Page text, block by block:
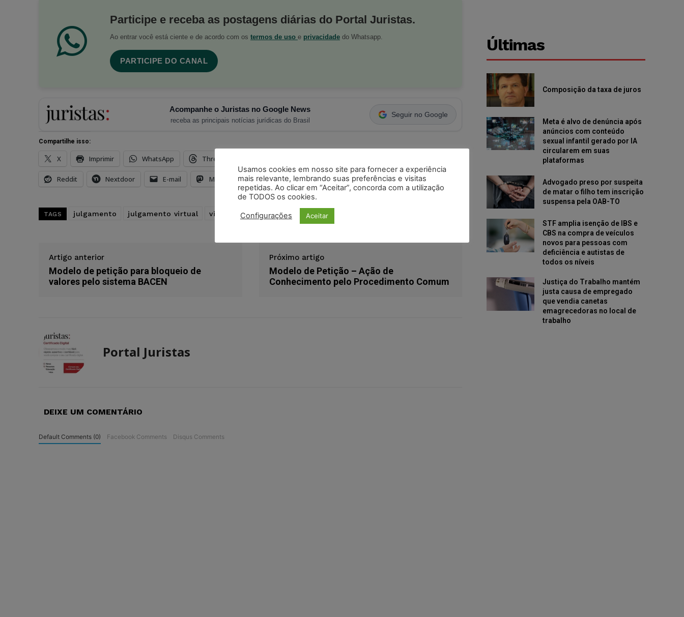
Participe e receba as postagens diárias do Portal Juristas.
Ao entrar você está ciente e de acordo com os termos de uso e privacidade do Whatsapp.
PARTICIPE DO CANAL
Acompanhe o Juristas no Google News
receba as principais notícias jurídicas do Brasil
Seguir no Google
Compartilhe isso:
X Imprimir WhatsApp Threads
Reddit Nextdoor E-mail Mastodon LinkedIn
TAGS julgamento julgamento virtual virtual
Artigo anterior
Modelo de petição para bloqueio de
valores pelo sistema BACEN
Próximo artigo
Modelo de Petição – Ação de
Conhecimento pelo Procedimento Comum
Portal Juristas
DEIXE UM COMENTÁRIO
Default Comments (0) Facebook Comments Disqus Comments
Últimas
Composição da taxa de juros
Meta é alvo de denúncia após
anúncios com conteúdo
sexual infantil gerado por IA
circularem em suas
plataformas
Advogado preso por suspeita
de matar o filho tem inscrição
suspensa pela OAB-TO
STF amplia isenção de IBS e
CBS na compra de veículos
novos para pessoas com
deficiência e autistas de
todos os níveis
Justiça do Trabalho mantém
justa causa de empregado
que vendia canetas
emagrecedoras no local de
trabalho
Usamos cookies em nosso site para fornecer a experiência
mais relevante, lembrando suas preferências e visitas
repetidas. Ao clicar em “Aceitar”, concorda com a utilização
de TODOS os cookies.
Configurações Aceitar